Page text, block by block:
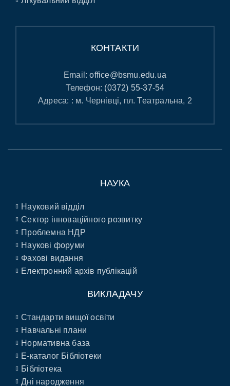
КОНТАКТИ
Email:office@bsmu.edu.ua
Телефон: (0372) 55-37-54
Адреса: : м. Чернівці, пл. Театральна, 2
НАУКА
Науковий відділ
Сектор інноваційного розвитку
Проблемна НДР
Наукові форуми
Фахові видання
Електронний архів публікацій
ВИКЛАДАЧУ
Стандарти вищої освіти
Навчальні плани
Нормативна база
E-каталог Бібліотеки
Бібліотека
Дні народження